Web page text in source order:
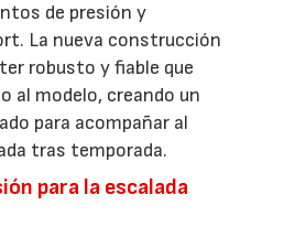
de presión y
La nueva construcción
robusto y fiable que
al modelo, creando un
para acompañar al
tras temporada.
para la escalada